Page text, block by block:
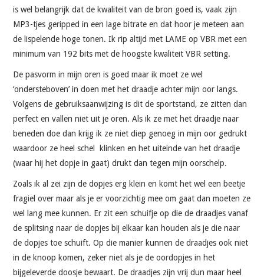
is wel belangrijk dat de kwaliteit van de bron goed is, vaak zijn
MP3-tjes geripped in een lage bitrate en dat hoor je meteen aan
de lispelende hoge tonen. Ik rip altijd met LAME op VBR met een
minimum van 192 bits met de hoogste kwaliteit VBR setting.
De pasvorm in mijn oren is goed maar ik moet ze wel
‘ondersteboven’ in doen met het draadje achter mijn oor langs.
Volgens de gebruiksaanwijzing is dit de sportstand, ze zitten dan
perfect en vallen niet uit je oren. Als ik ze met het draadje naar
beneden doe dan krijg ik ze niet diep genoeg in mijn oor gedrukt
waardoor ze heel schel klinken en het uiteinde van het draadje
(waar hij het dopje in gaat) drukt dan tegen mijn oorschelp.
Zoals ik al zei zijn de dopjes erg klein en komt het wel een beetje
fragiel over maar als je er voorzichtig mee om gaat dan moeten ze
wel lang mee kunnen. Er zit een schuifje op die de draadjes vanaf
de splitsing naar de dopjes bij elkaar kan houden als je die naar
de dopjes toe schuift. Op die manier kunnen de draadjes ook niet
in de knoop komen, zeker niet als je de oordopjes in het
bijgeleverde doosje bewaart. De draadjes zijn vrij dun maar heel